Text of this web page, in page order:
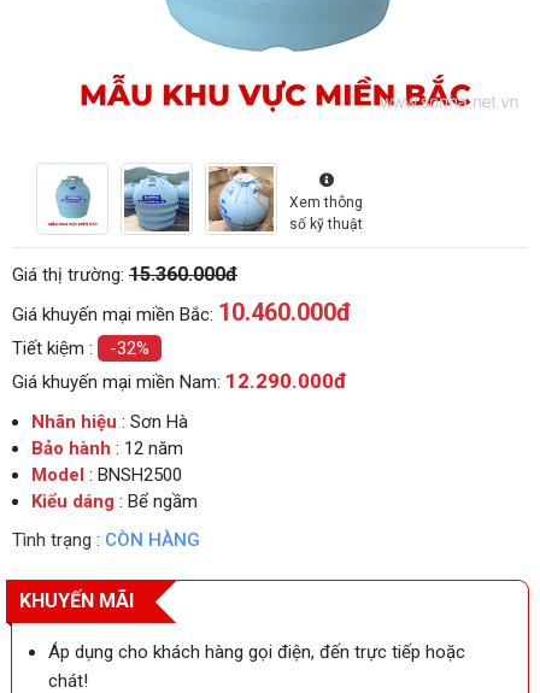
Xem thông
số kỹ thuật
Giá thị trường: 15.360.000đ
Giá khuyến mại miền Bắc: 10.460.000đ
Tiết kiệm :
-32%
Giá khuyến mại miền Nam: 12.290.000đ
Nhãn hiệu : Sơn Hà
Bảo hành : 12 năm
Model : BNSH2500
Kiểu dáng : Bể ngầm
Tình trạng : CÒN HÀNG
KHUYẾN MÃI
Áp dụng cho khách hàng gọi điện, đến trực tiếp hoặc
chát!